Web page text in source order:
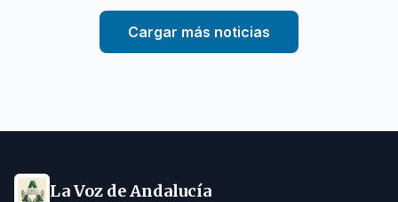
Cargar más noticias
La Voz de Andalucía